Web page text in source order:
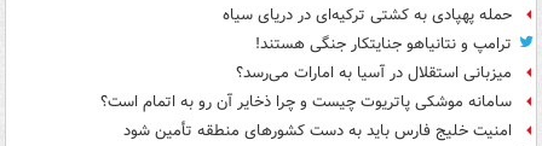
حمله پهپادی به کشتی ترکیه‌ای در دریای سیاه
ترامپ و نتانیاهو جنایتکار جنگی هستند!
میزبانی استقلال در آسیا به امارات می‌رسد؟
سامانه موشکی پاتریوت چیست و چرا ذخایر آن رو به اتمام است؟
امنیت خلیج فارس باید به دست کشورهای منطقه تأمین شود